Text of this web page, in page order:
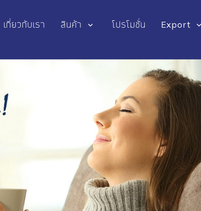
เกี่ยวกับเรา สินค้า โปรโมชั่น Export